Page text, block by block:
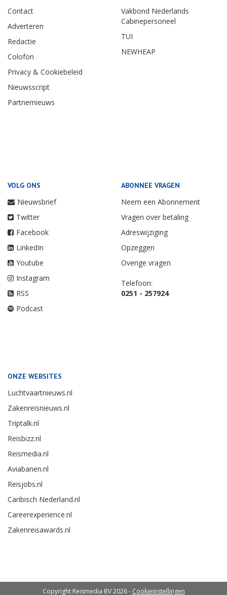
Contact
Adverteren
Redactie
Colofon
Privacy & Cookiebeleid
Nieuwsscript
Partnernieuws
Vakbond Nederlands
Cabinepersoneel
TUI
NEWHEAP
VOLG ONS
Nieuwsbrief
Twitter
Facebook
LinkedIn
Youtube
Instagram
RSS
Podcast
ABONNEE VRAGEN
Neem een Abonnement
Vragen over betaling
Adreswijziging
Opzeggen
Overige vragen
Telefoon:
0251 - 257924
ONZE WEBSITES
Luchtvaartnieuws.nl
Zakenreisnieuws.nl
Triptalk.nl
Reisbizz.nl
Reismedia.nl
Aviabanen.nl
Reisjobs.nl
Caribisch Nederland.nl
Careerexperience.nl
Zakenreisawards.nl
Copyright Reismedia BV 2026 - Cookieinstellingen